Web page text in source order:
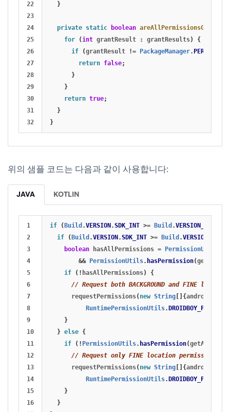
22
23
24
25
26
27
28
29
30
31
}
private static boolean areAllPermissionsGranted
for
(int grantResult : grantResults)
{
if
(grantResult != PackageManager.
return false;
}
}
return true;
}
}
위의 샘플 코드는 다음과 같이 사용합니다:
JAVA KOTLIN
1
2
3
4
5
6
7
8
9
10
11
12
13
14
15
16
if ( Build .VERSION .SDK_INT >= Build .VERSION_CODES
if
( Build .VERSION .SDK_INT >= Build .VERSION_CODES
boolean
hasAllPermissions = PermissionUtils
&&
PermissionUtils. hasPermission(
if
(! hasAllPermissions)
{
// Request both BACKGROUND and FINE
requestPermissions( new String []{android
RuntimePermissionUtils.
}
} else {
if
(! PermissionUtils. hasPermission(
// Request only FINE location permission
requestPermissions( new String []{android
RuntimePermissionUtils.
}
}